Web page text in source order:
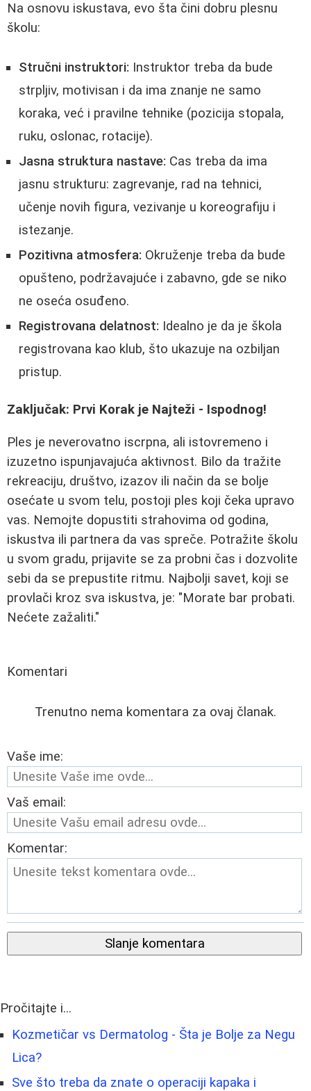
Na osnovu iskustava, evo šta čini dobru plesnu
školu:
Stručni instruktori: Instruktor treba da bude
strpljiv, motivisan i da ima znanje ne samo
koraka, već i pravilne tehnike (pozicija stopala,
ruku, oslonac, rotacije).
Jasna struktura nastave: Cas treba da ima
jasnu strukturu: zagrevanje, rad na tehnici,
učenje novih figura, vezivanje u koreografiju i
istezanje.
Pozitivna atmosfera: Okruženje treba da bude
opušteno, podržavajuće i zabavno, gde se niko
ne oseća osuđeno.
Registrovana delatnost: Idealno je da je škola
registrovana kao klub, što ukazuje na ozbiljan
pristup.
Zaključak: Prvi Korak je Najteži - Ispodnog!
Ples je neverovatno iscrpna, ali istovremeno i
izuzetno ispunjavajuća aktivnost. Bilo da tražite
rekreaciju, društvo, izazov ili način da se bolje
osećate u svom telu, postoji ples koji čeka upravo
vas. Nemojte dopustiti strahovima od godina,
iskustva ili partnera da vas spreče. Potražite školu
u svom gradu, prijavite se za probni čas i dozvolite
sebi da se prepustite ritmu. Najbolji savet, koji se
provlači kroz sva iskustva, je: "Morate bar probati.
Nećete zažaliti."
Komentari
Trenutno nema komentara za ovaj članak.
Vaše ime:
Vaš email:
Komentar:
Slanje komentara
Pročitajte i...
Kozmetičar vs Dermatolog - Šta je Bolje za Negu
Lica?
Sve što treba da znate o operaciji kapaka i